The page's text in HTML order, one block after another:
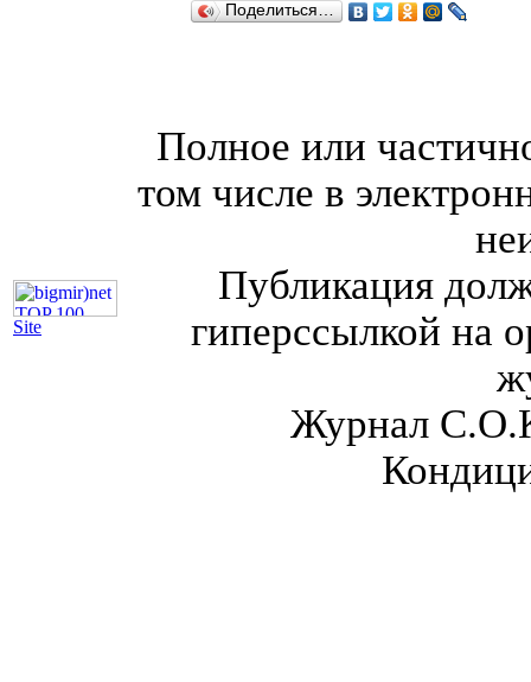
Поделиться…
Site
Полное или
том числе в
Публикация
гиперссылкой на
Журнал